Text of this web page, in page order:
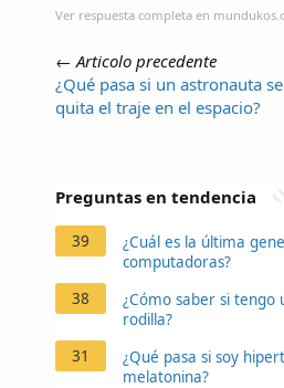
Ver respuesta completa en
← Articolo precedente
¿Qué pasa si un astronauta se
quita el traje en el espacio?
Preguntas en tendencia
39
¿Cuál es la última
computadoras?
38
¿Cómo saber si tengo
rodilla?
31
¿Qué pasa si soy
melatonina?